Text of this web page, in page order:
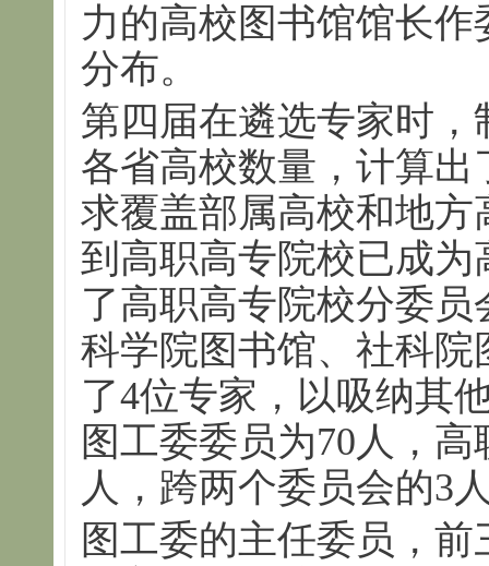
力的高校图书馆馆长
分布。
第四届在遴选专家时
各省高校数量，计算
求覆盖部属高校和地
到高职高专院校已成为
了高职高专院校分委
科学院图书馆、社科
了4位专家，以吸纳其
图工委委员为70人，
人，跨两个委员会的3
图工委的主任委员，